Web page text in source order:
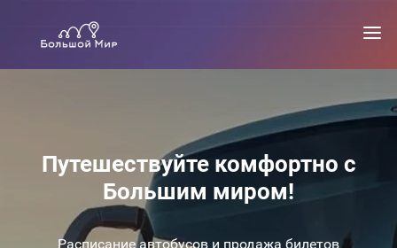
Путешествуйте комфортно с
Большим миром!
Расписание автобусов и продажа билетов